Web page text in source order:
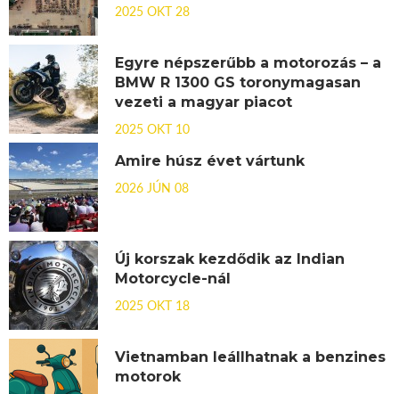
2025 OKT 28
Egyre népszerűbb a motorozás – a
BMW R 1300 GS toronymagasan
vezeti a magyar piacot
2025 OKT 10
Amire húsz évet vártunk
2026 JÚN 08
Új korszak kezdődik az Indian
Motorcycle-nál
2025 OKT 18
Vietnamban leállhatnak a benzines
motorok